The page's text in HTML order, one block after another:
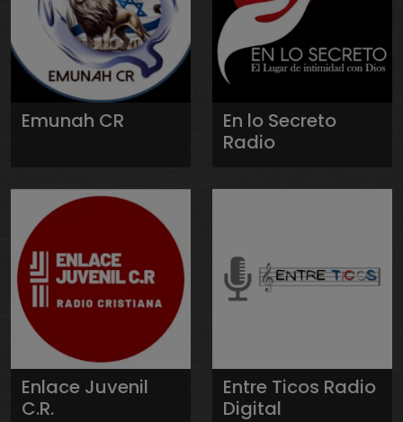
Emunah CR
En lo Secreto
Radio
Enlace Juvenil
C.R.
Entre Ticos Radio
Digital